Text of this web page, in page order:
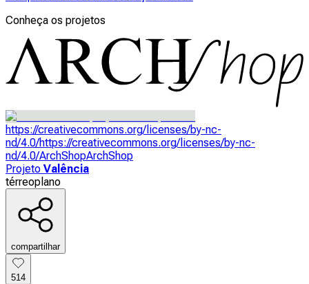
Conheça os projetos
https://creativecommons.org/licenses/by-nc-
nd/4.0/https://creativecommons.org/licenses/by-nc-
nd/4.0/ArchShopArchShop
Projeto Valência
térreoplano
compartilhar
514